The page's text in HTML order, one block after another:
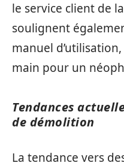
le service client de
soulignent
manuel
main pour un
Tendances
de démolition
La tendance vers